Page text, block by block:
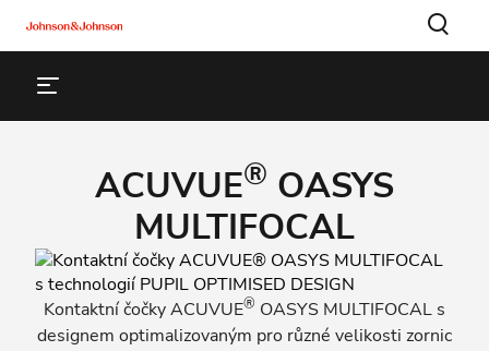
ACUVUE® OASYS
MULTIFOCAL
Kontaktní čočky ACUVUE® OASYS MULTIFOCAL s
designem optimalizovaným pro různé velikosti zornic